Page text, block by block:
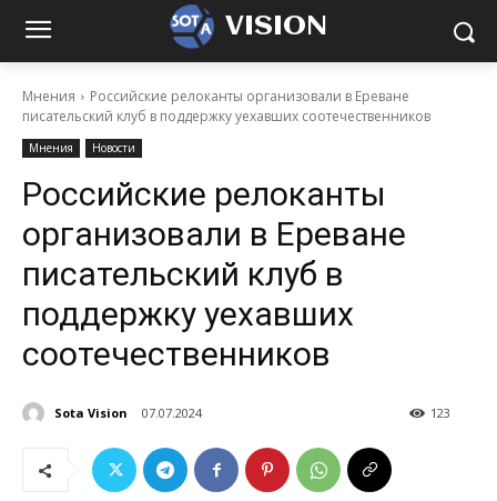
VISION
Мнения
Российские релоканты организовали в Ереване
писательский клуб в поддержку уехавших соотечественников
Мнения Новости
Российские релоканты
организовали в Ереване
писательский клуб в
поддержку уехавших
соотечественников
Sota Vision 07.07.2024 123